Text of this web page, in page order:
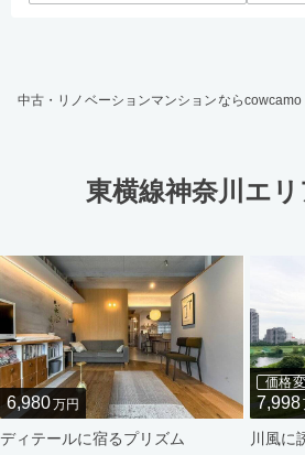
中古・リノベーションマンションならcowcamo
東横線神奈川エ
6,980万円
ディテールに宿るプリズム
価格
7,998
川風に